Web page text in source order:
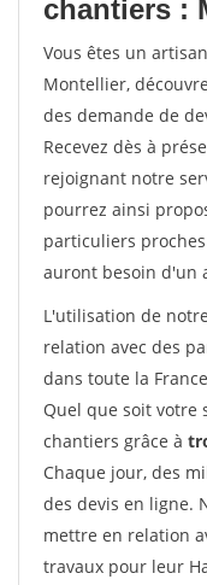
chantiers :
Vous êtes un
Montellier,
des demande de
Recevez dès à
rejoignant notre
pourrez ainsi
particuliers
auront besoin d'un
L'utilisation de
relation avec des
dans toute la
Quel que soit votre
chantiers grâce à
Chaque jour, des
des devis en ligne.
mettre en relation
travaux pour leur